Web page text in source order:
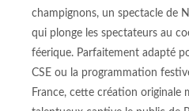
champignons, un spectacle de
qui plonge les spectateurs au
féerique. Parfaitement adapté
CSE ou la programmation
France, cette création originale